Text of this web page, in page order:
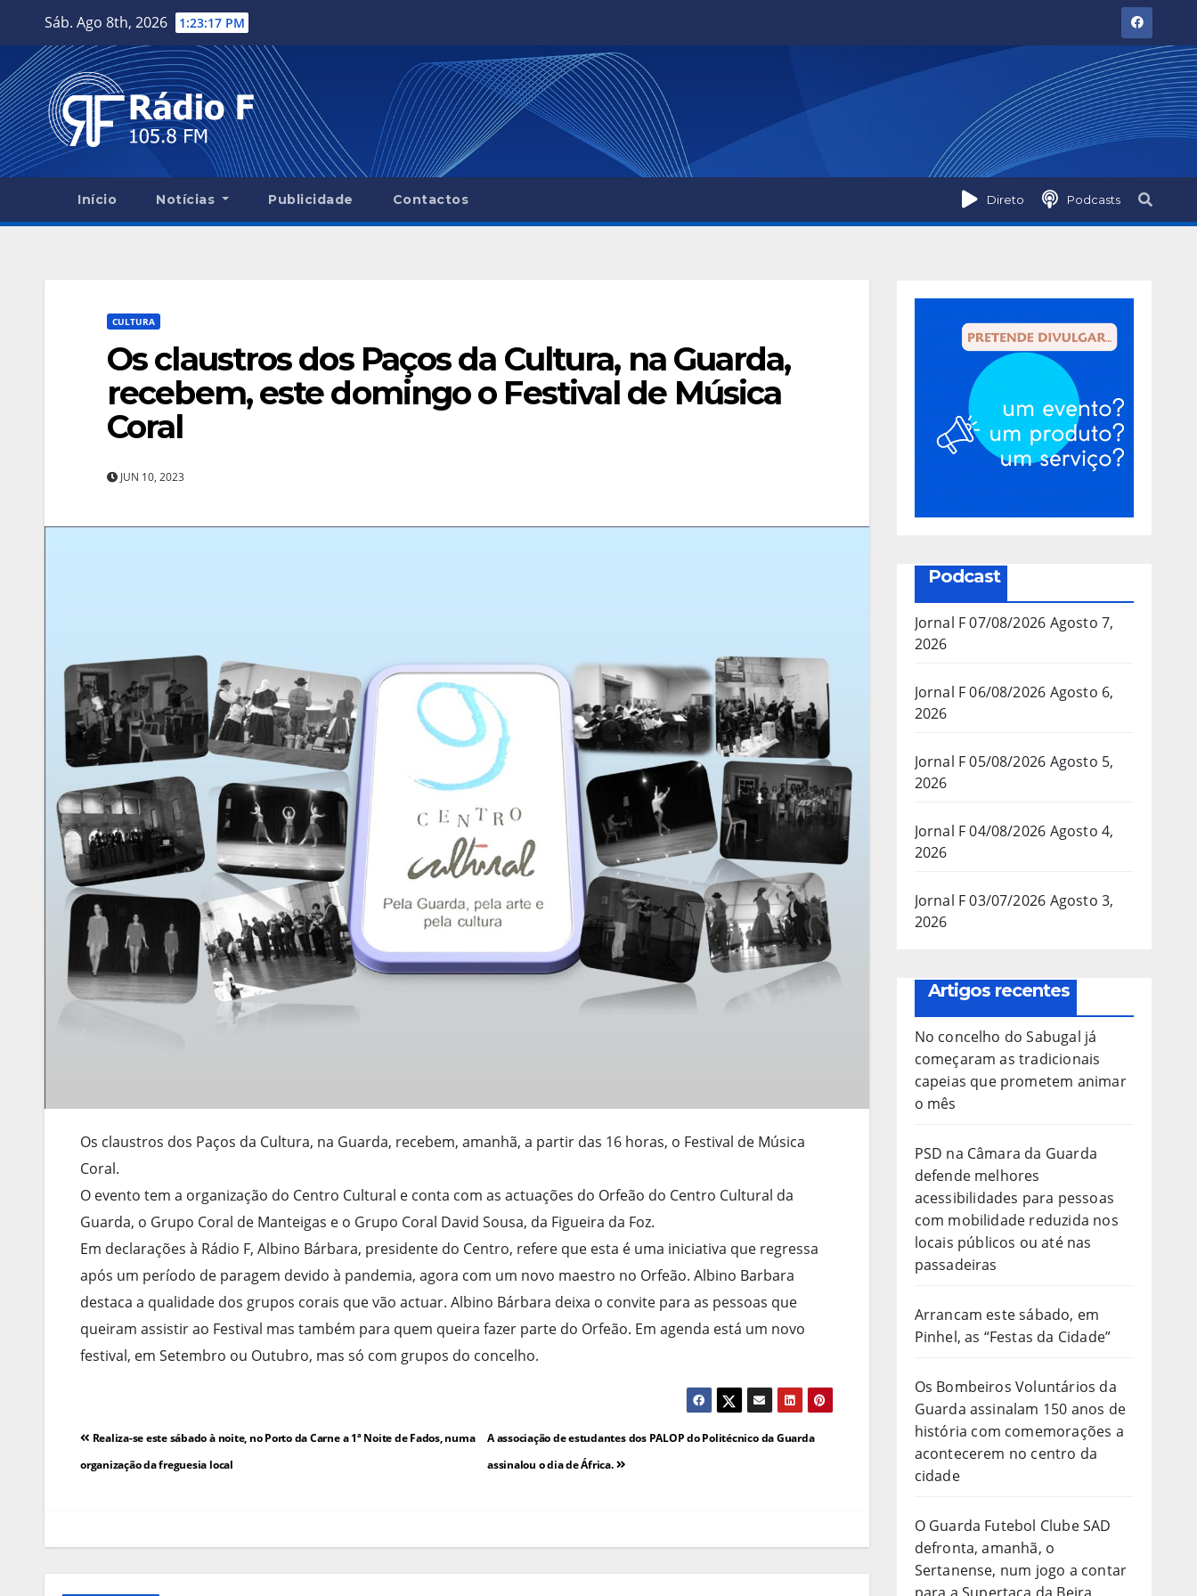
content
Sáb. Ago 8th, 2026 1:23:18 PM
Direto Podcasts
Início Notícias Publicidade Contactos
CULTURA
Os claustros dos Paços da Cultura, na Guarda,
recebem, este domingo o Festival de Música
Coral
JUN 10, 2023
Os claustros dos Paços da Cultura, na Guarda, recebem, amanhã, a partir das 16 horas, o Festival de Música
Coral.
O evento tem a organização do Centro Cultural e conta com as actuações do Orfeão do Centro Cultural da
Guarda, o Grupo Coral de Manteigas e o Grupo Coral David Sousa, da Figueira da Foz.
Em declarações à Rádio F, Albino Bárbara, presidente do Centro, refere que esta é uma iniciativa que regressa
após um período de paragem devido à pandemia, agora com um novo maestro no Orfeão. Albino Barbara
destaca a qualidade dos grupos corais que vão actuar. Albino Bárbara deixa o convite para as pessoas que
queiram assistir ao Festival mas também para quem queira fazer parte do Orfeão. Em agenda está um novo
festival, em Setembro ou Outubro, mas só com grupos do concelho.
Navegação
de
A associação de estudantes dos PALOP do Politécnico da Guarda
assinalou o dia de África.
Realiza-se este sábado à noite, no Porto da Carne a 1ª Noite de Fados, numa
organização da freguesia local
Podcast
Jornal F 07/08/2026 Agosto 7,
2026
Jornal F 06/08/2026 Agosto 6,
2026
Jornal F 05/08/2026 Agosto 5,
2026
Jornal F 04/08/2026 Agosto 4,
2026
Jornal F 03/07/2026 Agosto 3,
2026
Artigos recentes
No concelho do Sabugal já
começaram as tradicionais
capeias que prometem animar
o mês
PSD na Câmara da Guarda
defende melhores
acessibilidades para pessoas
com mobilidade reduzida nos
locais públicos ou até nas
passadeiras
Arrancam este sábado, em
Pinhel, as “Festas da Cidade”
Os Bombeiros Voluntários da
Guarda assinalam 150 anos de
história com comemorações a
acontecerem no centro da
cidade
O Guarda Futebol Clube SAD
defronta, amanhã, o
Sertanense, num jogo a contar